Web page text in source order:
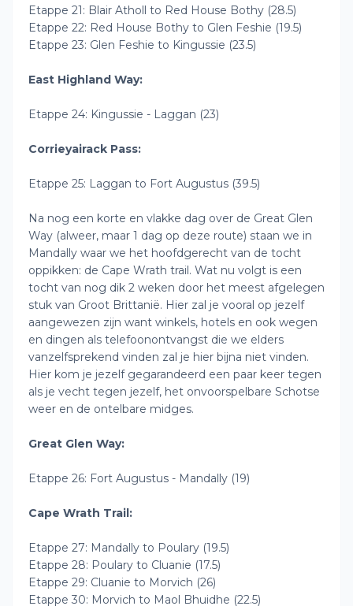
Etappe 21: Blair Atholl to Red House Bothy (28.5)
Etappe 22: Red House Bothy to Glen Feshie (19.5)
Etappe 23: Glen Feshie to Kingussie (23.5)
East Highland Way:
Etappe 24: Kingussie - Laggan (23)
Corrieyairack Pass:
Etappe 25: Laggan to Fort Augustus (39.5)
Na nog een korte en vlakke dag over de Great Glen
Way (alweer, maar 1 dag op deze route) staan we in
Mandally waar we het hoofdgerecht van de tocht
oppikken: de Cape Wrath trail. Wat nu volgt is een
tocht van nog dik 2 weken door het meest afgelegen
stuk van Groot Brittanië. Hier zal je vooral op jezelf
aangewezen zijn want winkels, hotels en ook wegen
en dingen als telefoonontvangst die we elders
vanzelfsprekend vinden zal je hier bijna niet vinden.
Hier kom je jezelf gegarandeerd een paar keer tegen
als je vecht tegen jezelf, het onvoorspelbare Schotse
weer en de ontelbare midges.
Great Glen Way:
Etappe 26: Fort Augustus - Mandally (19)
Cape Wrath Trail:
Etappe 27: Mandally to Poulary (19.5)
Etappe 28: Poulary to Cluanie (17.5)
Etappe 29: Cluanie to Morvich (26)
Etappe 30: Morvich to Maol Bhuidhe (22.5)